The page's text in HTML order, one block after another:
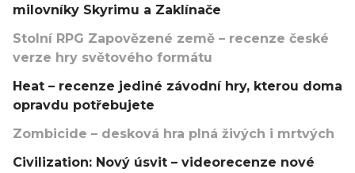
milovníky Skyrimu a Zaklínače
Stolní RPG Zapovězené země – recenze české
verze hry světového formátu
Heat – recenze jediné závodní hry, kterou doma
opravdu potřebujete
Zombicide – desková hra plná živých i mrtvých
Civilization: Nový úsvit – videorecenze nové